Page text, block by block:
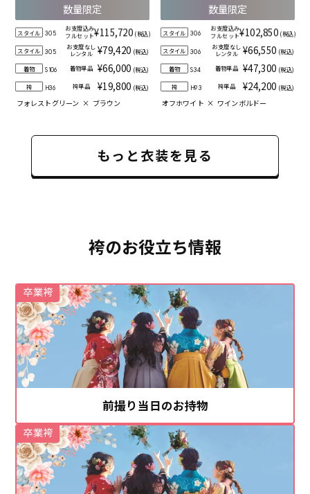
数量限定
スタイル 305
お支度込み
フルセット¥115,720 (税込)
スタイル 305
お支度なし
レンタル
¥79,420 (税込)
着物 S106 着物単品 ¥66,000 (税込)
袴 H36 袴単品 ¥19,800 (税込)
フォレストグリーン × ブラウン
数量限定
スタイル 306
お支度込み
フルセット¥102,850 (税込)
スタイル 306
お支度なし
レンタル ¥66,550 (税込)
着物 S34 着物単品 ¥47,300 (税込)
袴 H93 袴単品 ¥24,200 (税込)
オフホワイト × ワインボルドー
もっと衣装を見る
袴のお役立ち情報
前撮り当日のお持物
卒業袴
卒業袴